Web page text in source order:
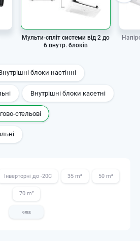
Мульти-спліт системи від 2 до
6 внутр. блоків
блоки настінні
Внутрішні блоки касетні
стельові
Інверторні до -20С 35 m² 50 m²
70 m²
GREE